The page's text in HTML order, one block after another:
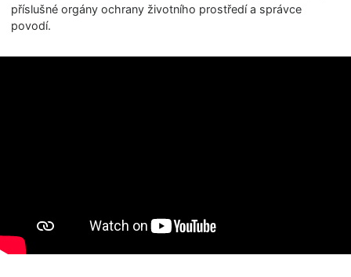
příslušné orgány ochrany životního prostředí a správce
povodí.